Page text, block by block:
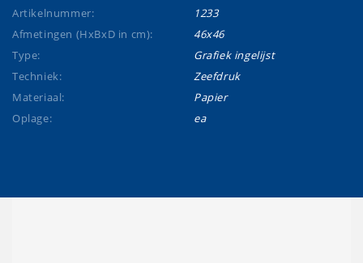
Artikelnummer:
1233
Afmetingen (HxBxD in cm):
46x46
Type:
Grafiek ingelijst
Techniek:
Zeefdruk
Materiaal:
Papier
Oplage:
ea